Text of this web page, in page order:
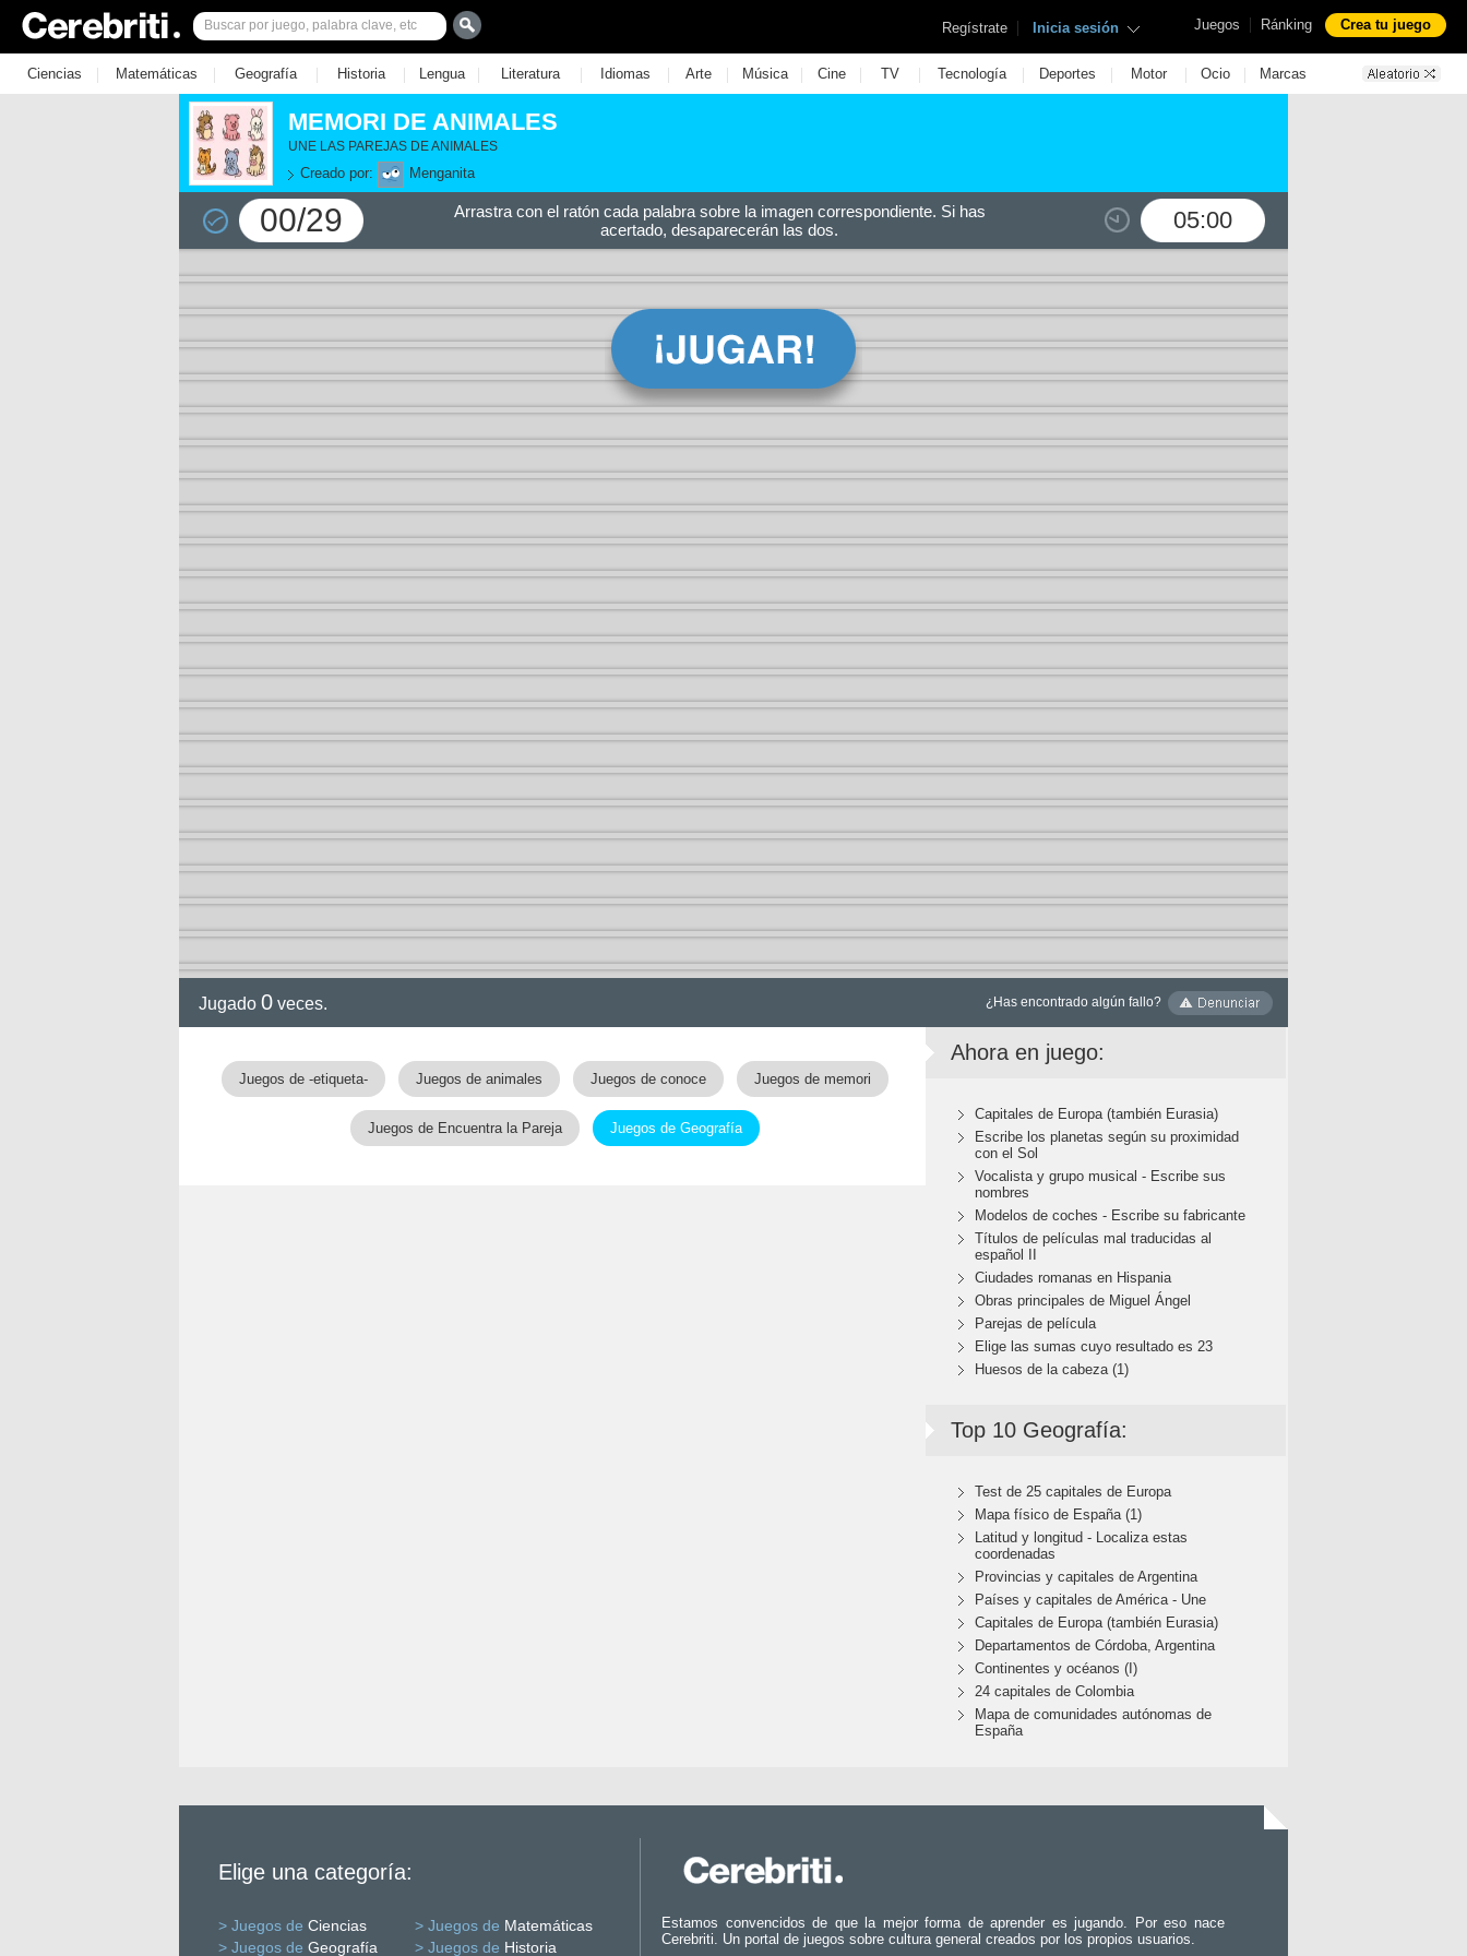
Juegos | Ránking Crea tu juego
Regístrate | Inicia sesión
Ciencias | Matemáticas | Geografía | Historia | Lengua | Literatura | Idiomas | Arte | Música | Cine | TV | Tecnología | Deportes | Motor | Ocio | Marcas
MEMORI DE ANIMALES
UNE LAS PAREJAS DE ANIMALES
Creado por: Menganita
00/29 05:00
Arrastra con el ratón cada palabra sobre la imagen correspondiente. Si has
acertado, desaparecerán las dos.
Jugado 0 veces. ¿Has encontrado algún fallo?
Juegos de -etiqueta- Juegos de animales Juegos de conoce Juegos de memori
Juegos de Encuentra la Pareja Juegos de Geografía
Ahora en juego:
Capitales de Europa (también Eurasia)
Escribe los planetas según su proximidad
con el Sol
Vocalista y grupo musical - Escribe sus
nombres
Modelos de coches - Escribe su fabricante
Títulos de películas mal traducidas al
español II
Ciudades romanas en Hispania
Obras principales de Miguel Ángel
Parejas de película
Elige las sumas cuyo resultado es 23
Huesos de la cabeza (1)
Top 10 Geografía:
Test de 25 capitales de Europa
Mapa físico de España (1)
Latitud y longitud - Localiza estas
coordenadas
Provincias y capitales de Argentina
Países y capitales de América - Une
Capitales de Europa (también Eurasia)
Departamentos de Córdoba, Argentina
Continentes y océanos (I)
24 capitales de Colombia
Mapa de comunidades autónomas de
España
Elige una categoría:
> Juegos de Ciencias > Juegos de Matemáticas
> Juegos de Geografía > Juegos de Historia
Estamos convencidos de que la mejor forma de aprender es jugando. Por eso nace
Cerebriti. Un portal de juegos sobre cultura general creados por los propios usuarios.